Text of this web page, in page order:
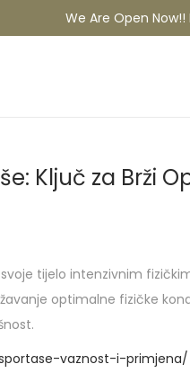
We Are Open Now!!
Ključ za Brži
tijelo intenzivnim
optimalne fizičke
vaznost-i-primjena/